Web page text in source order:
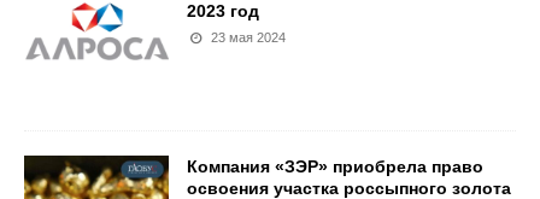
2023 год
23 мая 2024
Компания «ЗЭР» приобрела право
освоения участка россыпного золота